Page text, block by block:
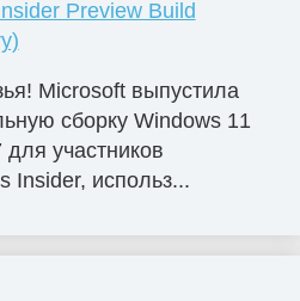
Preview Build
Microsoft выпустила
сборку Windows 11
участников
Insider, использ...